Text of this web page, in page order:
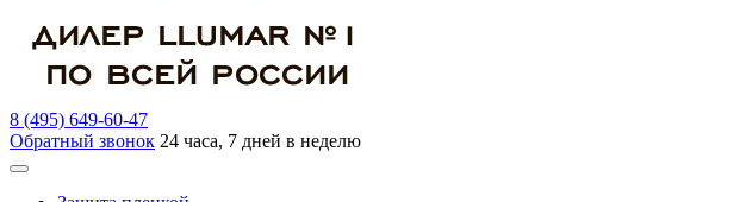
8 (495) 649-60-47
Обратный звонок 24 часа, 7 дней в неделю